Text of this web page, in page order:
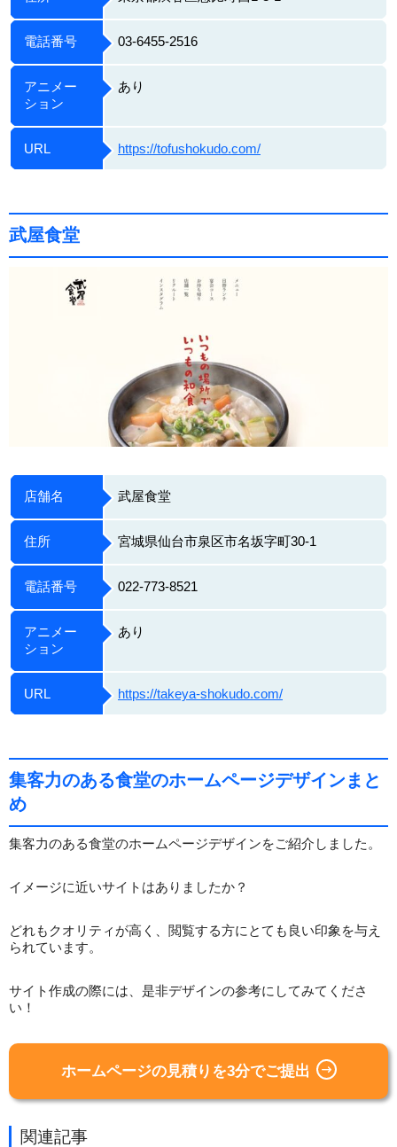
電話番号 03-6455-2516
アニメー
ション
あり
URL https://tofushokudo.com/
武屋食堂
店舗名 武屋食堂
住所 宮城県仙台市泉区市名坂字町30-1
電話番号 022-773-8521
アニメー
ション
あり
URL https://takeya-shokudo.com/
集客力のある食堂のホームページデザインまと
め
集客力のある食堂のホームページデザインをご紹介しました。
イメージに近いサイトはありましたか？
どれもクオリティが高く、閲覧する方にとても良い印象を与え
られています。
サイト作成の際には、是非デザインの参考にしてみてくださ
い！
ホームページの見積りを3分でご提出
関連記事